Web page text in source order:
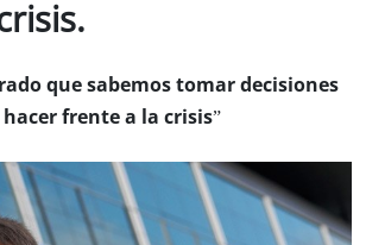
que sabemos tomar decisiones
frente a la crisis”